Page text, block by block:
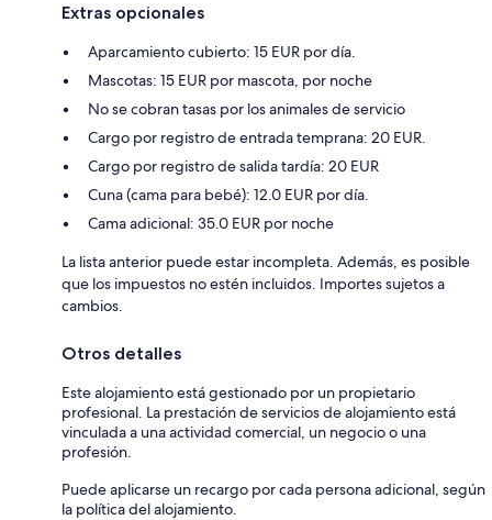
Extras opcionales
Aparcamiento cubierto: 15 EUR por día.
Mascotas: 15 EUR por mascota, por noche
No se cobran tasas por los animales de servicio
Cargo por registro de entrada temprana: 20 EUR.
Cargo por registro de salida tardía: 20 EUR
Cuna (cama para bebé): 12.0 EUR por día.
Cama adicional: 35.0 EUR por noche
La lista anterior puede estar incompleta. Además, es posible
que los impuestos no estén incluidos. Importes sujetos a
cambios.
Otros detalles
Este alojamiento está gestionado por un propietario
profesional. La prestación de servicios de alojamiento está
vinculada a una actividad comercial, un negocio o una
profesión.
Puede aplicarse un recargo por cada persona adicional, según
la política del alojamiento.